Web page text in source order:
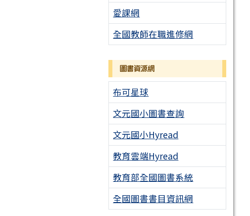
愛課網
全國教師在職進修網
圖書資源網
布可星球
文元國小圖書查詢
文元國小Hyread
教育雲端Hyread
教育部全國圖書系統
全國圖書書目資訊網